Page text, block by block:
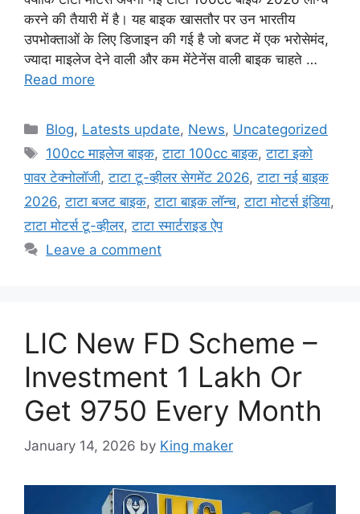
करने की तैयारी में है। यह बाइक खासतौर पर उन भारतीय
उपभोक्ताओं के लिए डिजाइन की गई है जो बजट में एक भरोसेमंद,
ज्यादा माइलेज देने वाली और कम मेंटेनेंस वाली बाइक चाहते …
Read more
Categories
Blog, Latests update, News, Uncategorized
Tags
100cc माइलेज बाइक,टाटा 100cc बाइक,टाटा इको
पावर टेक्नोलॉजी,टाटा टू-व्हीलर सेगमेंट 2026,टाटा नई बाइक
2026,टाटा बजट बाइक,टाटा बाइक लॉन्च,टाटा मोटर्स इंडिया,
टाटा मोटर्स टू-व्हीलर,टाटा स्मार्टराइड ऐप
Leave a comment
LIC New FD Scheme –
Investment 1 Lakh Or
Get 9750 Every Month
January 14, 2026 by King maker